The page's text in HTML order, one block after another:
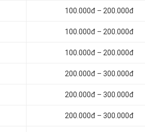
100.000đ – 200.000đ
100.000đ – 200.000đ
100.000đ – 200.000đ
200.000đ – 300.000đ
200.000đ – 300.000đ
200.000đ – 300.000đ